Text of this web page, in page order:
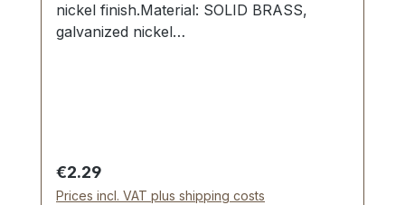
nickel finish.Material: SOLID BRASS,
galvanized nickel
Regular price:
€2.29
Prices incl. VAT plus shipping costs